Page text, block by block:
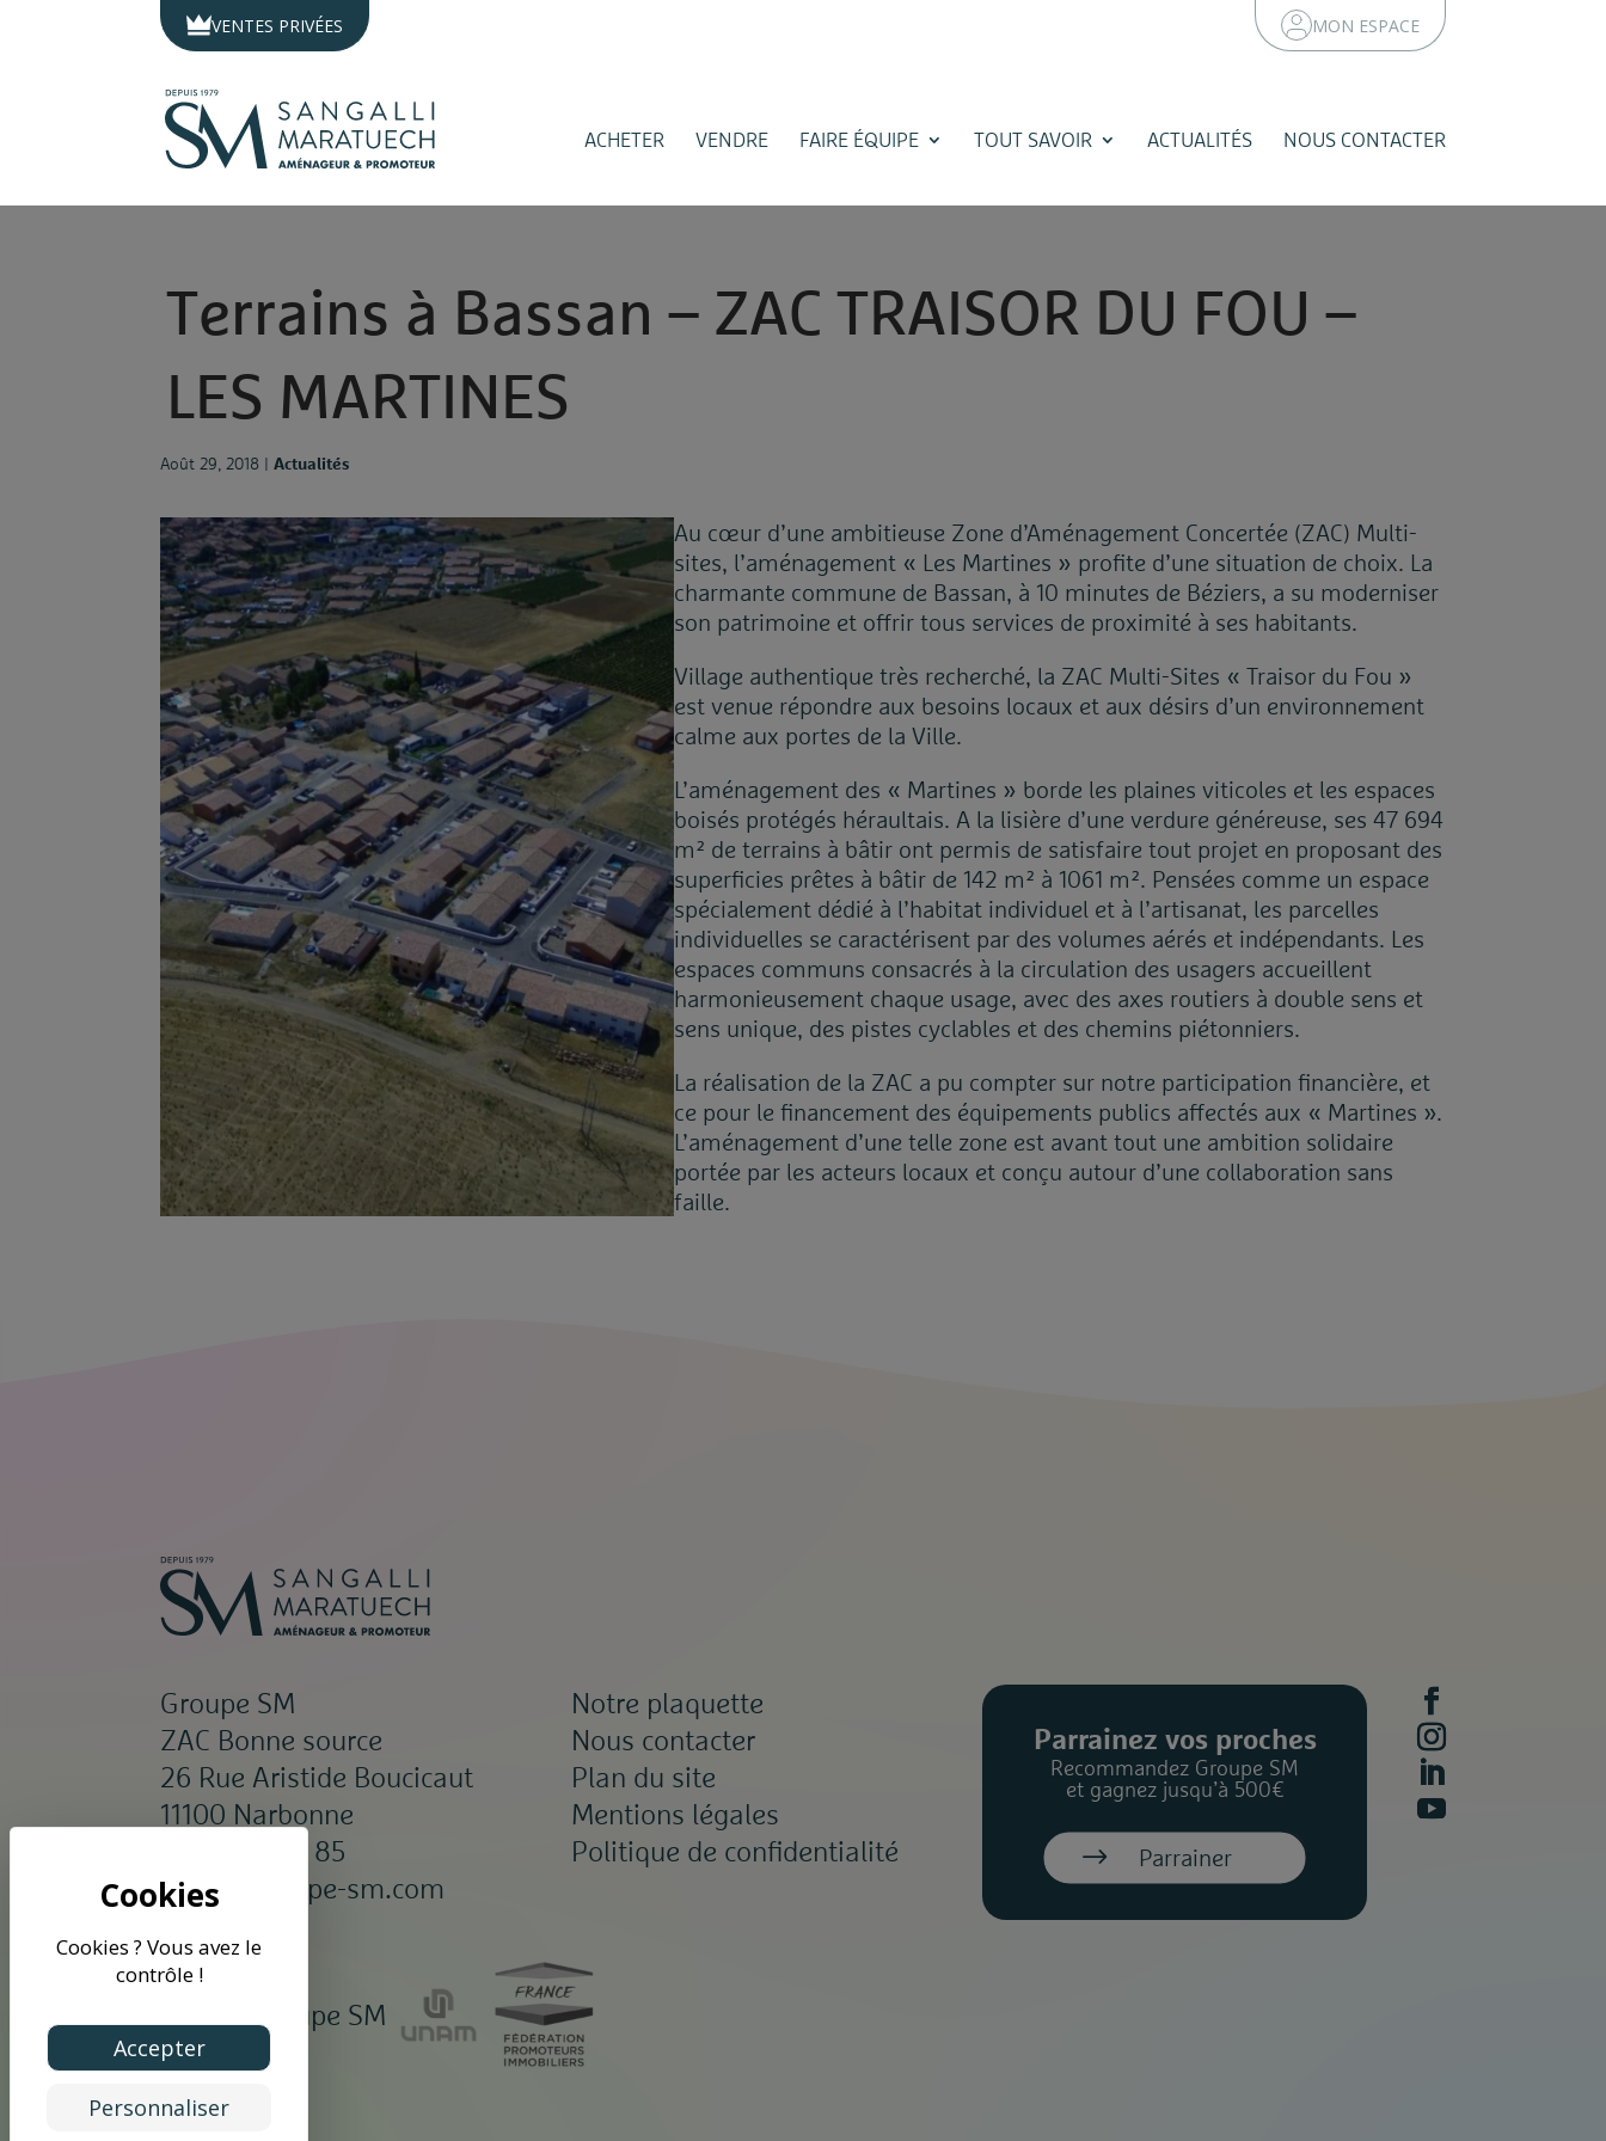
Panneau de gestion des cookies
Cookies ? Vous avez le
contrôle !
Accepter
Personnaliser
VENTES PRIVÉES MON ESPACE
ACHETER VENDRE FAIRE ÉQUIPE TOUT SAVOIR ACTUALITÉS NOUS CONTACTER
Terrains à Bassan – ZAC TRAISOR DU FOU –
LES MARTINES
Août 29, 2018 |Actualités
Au cœur d’une ambitieuse Zone d’Aménagement Concertée (ZAC) Multi-
sites, l’aménagement « Les Martines » profite d’une situation de choix. La
charmante commune de Bassan, à 10 minutes de Béziers, a su moderniser
son patrimoine et offrir tous services de proximité à ses habitants.
Village authentique très recherché, la ZAC Multi-Sites « Traisor du Fou »
est venue répondre aux besoins locaux et aux désirs d’un environnement
calme aux portes de la Ville.
L’aménagement des « Martines » borde les plaines viticoles et les espaces
boisés protégés héraultais. A la lisière d’une verdure généreuse, ses 47 694
m² de terrains à bâtir ont permis de satisfaire tout projet en proposant des
superficies prêtes à bâtir de 142 m² à 1061 m². Pensées comme un espace
spécialement dédié à l’habitat individuel et à l’artisanat, les parcelles
individuelles se caractérisent par des volumes aérés et indépendants. Les
espaces communs consacrés à la circulation des usagers accueillent
harmonieusement chaque usage, avec des axes routiers à double sens et
sens unique, des pistes cyclables et des chemins piétonniers.
La réalisation de la ZAC a pu compter sur notre participation financière, et
ce pour le financement des équipements publics affectés aux « Martines ».
L’aménagement d’une telle zone est avant tout une ambition solidaire
portée par les acteurs locaux et conçu autour d’une collaboration sans
faille.
Groupe SM
ZAC Bonne source
26 Rue Aristide Boucicaut
11100 Narbonne
04 68 65 85 85
siège@groupe-sm.com
Notre plaquette
Nous contacter
Plan du site
Mentions légales
Politique de confidentialité
Parrainez vos proches
Recommandez Groupe SM
et gagnez jusqu’à 500€
Parrainer
©2026 Groupe SM